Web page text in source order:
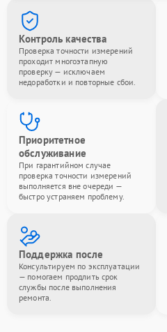
Контроль качества
Проверка точности измерений
проходит многоэтапную
проверку — исключаем
недоработки и повторные сбои.
Приоритетное
обслуживание
При гарантийном случае
проверка точности измерений
выполняется вне очереди —
быстро устраняем проблему.
Поддержка после
Консультируем по эксплуатации
— помогаем продлить срок
службы после выполнения
ремонта.